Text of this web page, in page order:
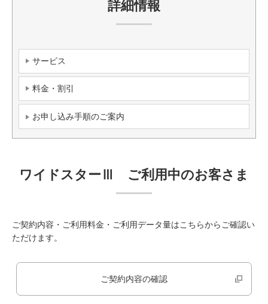
詳細情報
サービス
料金・割引
お申し込み手順のご案内
ワイドスターⅢ ご利用中のお客さま
ご契約内容・ご利用料金・ご利用データ量はこちらからご確認い
ただけます。
ご契約内容の確認